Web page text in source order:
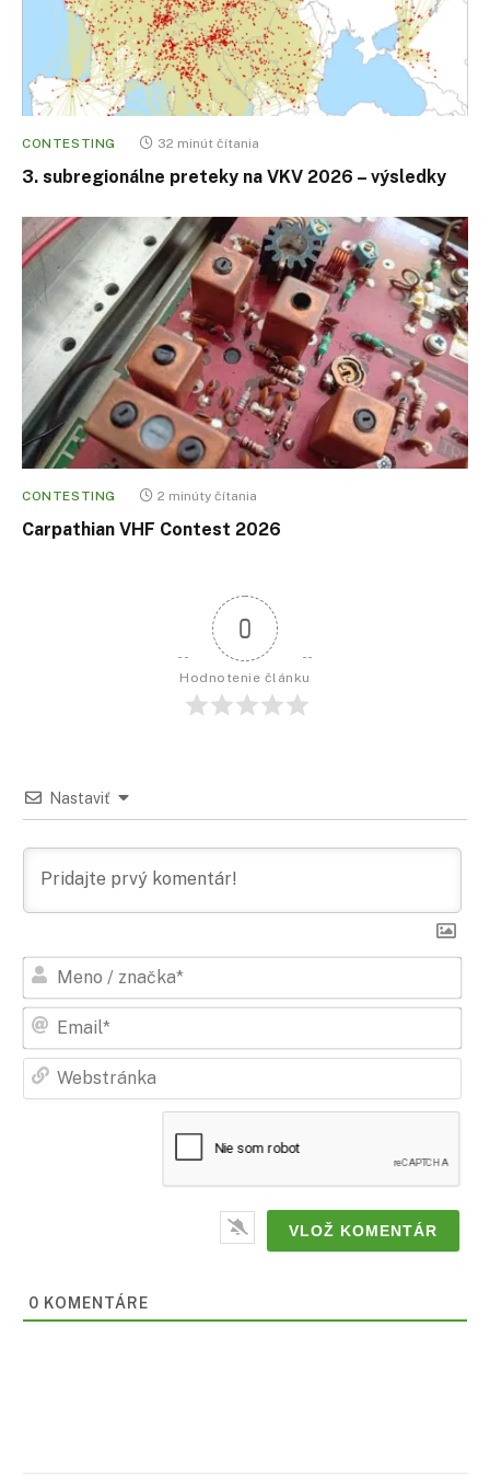
CONTESTING 32 minút čítania
3. subregionálne preteky na VKV 2026 – výsledky
CONTESTING 2 minúty čítania
Carpathian VHF Contest 2026
0
Hodnotenie článku
Nastaviť
0 KOMENTÁRE